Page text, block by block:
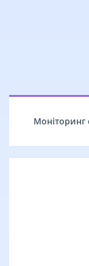
Моніторинг